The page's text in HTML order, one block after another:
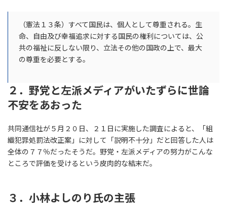
（憲法１３条）すべて国民は、個人として尊重される。生
命、自由及び幸福追求に対する国民の権利については、公
共の福祉に反しない限り、立法その他の国政の上で、最大
の尊重を必要とする。
２．野党と左派メディアがいたずらに世論
不安をあおった
共同通信社が５月２０日、２１日に実施した調査によると、「組
織犯罪処罰法改正案」に対して「説明不十分」だと回答した人は
全体の７７％だったそうだ。野党・左派メディアの努力がこんな
ところで評価を受けるという皮肉的な結末だ。
３．小林よしのり氏の主張